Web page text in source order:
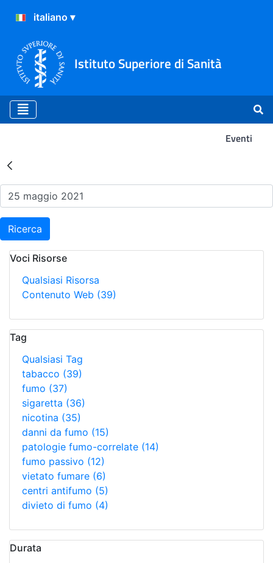
Istituto Superiore di Sanità
Eventi
Risultati della Ricerca -
Ricerca
Voci Risorse
Qualsiasi Risorsa
Contenuto Web (39)
Tag
Qualsiasi Tag
tabacco (39)
fumo (37)
sigaretta (36)
nicotina (35)
danni da fumo (15)
patologie fumo-correlate (14)
fumo passivo (12)
vietato fumare (6)
centri antifumo (5)
divieto di fumo (4)
Durata